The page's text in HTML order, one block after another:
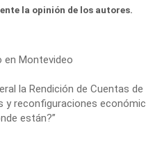
la opinión de los autores.
en Montevideo
la Rendición de Cuentas de
reconfiguraciones
están?”